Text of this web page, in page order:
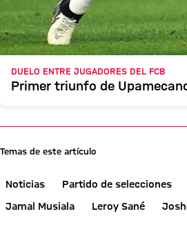
DUELO ENTRE JUGADORES DEL FCB
Primer triunfo de
Temas de este artículo
Noticias Partido de selecciones
Jamal Musiala
Leroy Sané